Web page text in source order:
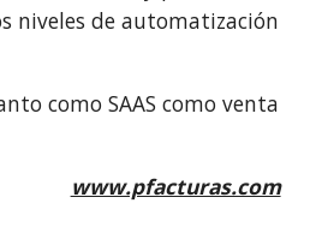
niveles de automatización
como SAAS como venta
www.pfacturas.com